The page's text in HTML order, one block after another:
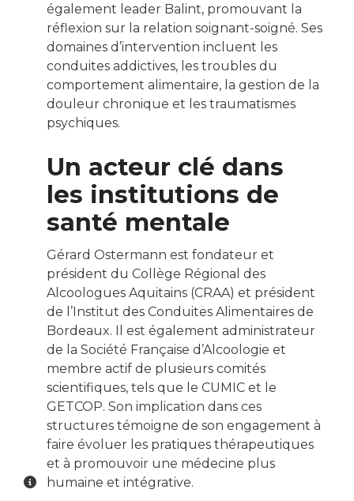
Biographie
également leader Balint, promouvant la
réflexion sur la relation soignant-soigné. Ses
domaines d’intervention incluent les
conduites addictives, les troubles du
comportement alimentaire, la gestion de la
douleur chronique et les traumatismes
psychiques.
Un acteur clé dans
les institutions de
santé mentale
Gérard Ostermann est fondateur et
président du Collège Régional des
Alcoologues Aquitains (CRAA) et président
de l’Institut des Conduites Alimentaires de
Bordeaux. Il est également administrateur
de la Société Française d’Alcoologie et
membre actif de plusieurs comités
scientifiques, tels que le CUMIC et le
GETCOP. Son implication dans ces
structures témoigne de son engagement à
faire évoluer les pratiques thérapeutiques
et à promouvoir une médecine plus
humaine et intégrative.